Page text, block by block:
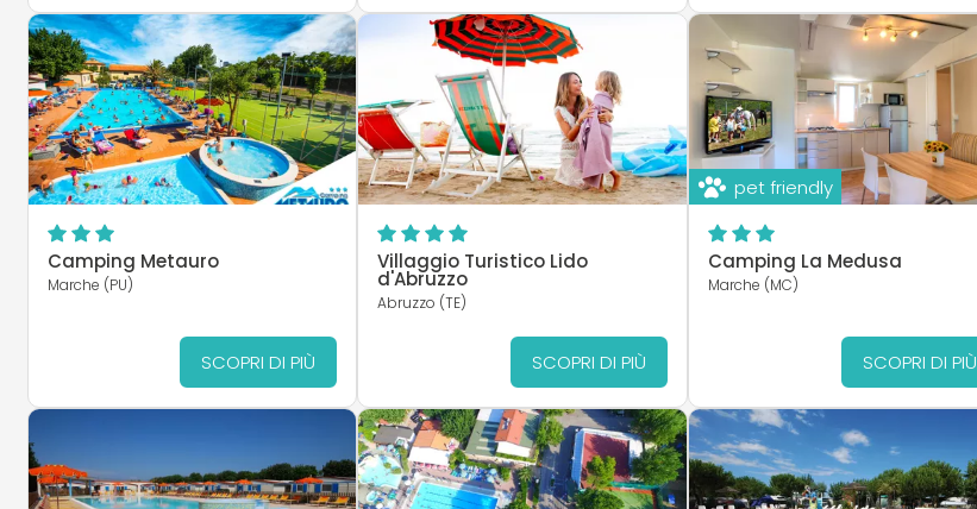
Camping Metauro
Marche (PU)
SCOPRI DI PIÙ
Villaggio Turistico Lido
d'Abruzzo
Abruzzo (TE)
SCOPRI DI PIÙ
pet friendly
Camping La Medusa
Marche (MC)
SCOPRI DI PIÙ